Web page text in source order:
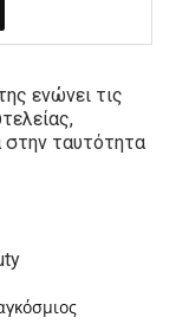
ενώνει τις
στην ταυτότητα